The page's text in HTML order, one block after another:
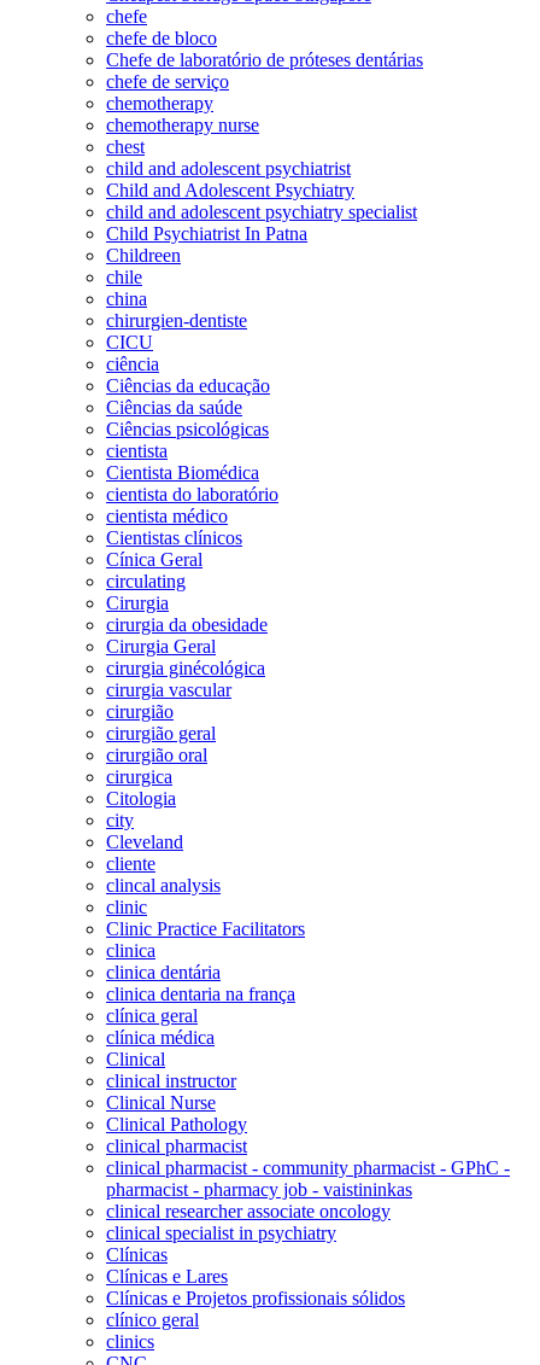
chefe
chefe de bloco
Chefe de laboratório de próteses dentárias
chefe de serviço
chemotherapy
chemotherapy nurse
chest
child and adolescent psychiatrist
Child and Adolescent Psychiatry
child and adolescent psychiatry specialist
Child Psychiatrist In Patna
Childreen
chile
china
chirurgien-dentiste
CICU
ciência
Ciências da educação
Ciências da saúde
Ciências psicológicas
cientista
Cientista Biomédica
cientista do laboratório
cientista médico
Cientistas clínicos
Cínica Geral
circulating
Cirurgia
cirurgia da obesidade
Cirurgia Geral
cirurgia ginécológica
cirurgia vascular
cirurgião
cirurgião geral
cirurgião oral
cirurgica
Citologia
city
Cleveland
cliente
clincal analysis
clinic
Clinic Practice Facilitators
clinica
clinica dentária
clinica dentaria na frança
clínica geral
clínica médica
Clinical
clinical instructor
Clinical Nurse
Clinical Pathology
clinical pharmacist
clinical pharmacist - community pharmacist - GPhC -
pharmacist - pharmacy job - vaistininkas
clinical researcher associate oncology
clinical specialist in psychiatry
Clínicas
Clínicas e Lares
Clínicas e Projetos profissionais sólidos
clínico geral
clinics